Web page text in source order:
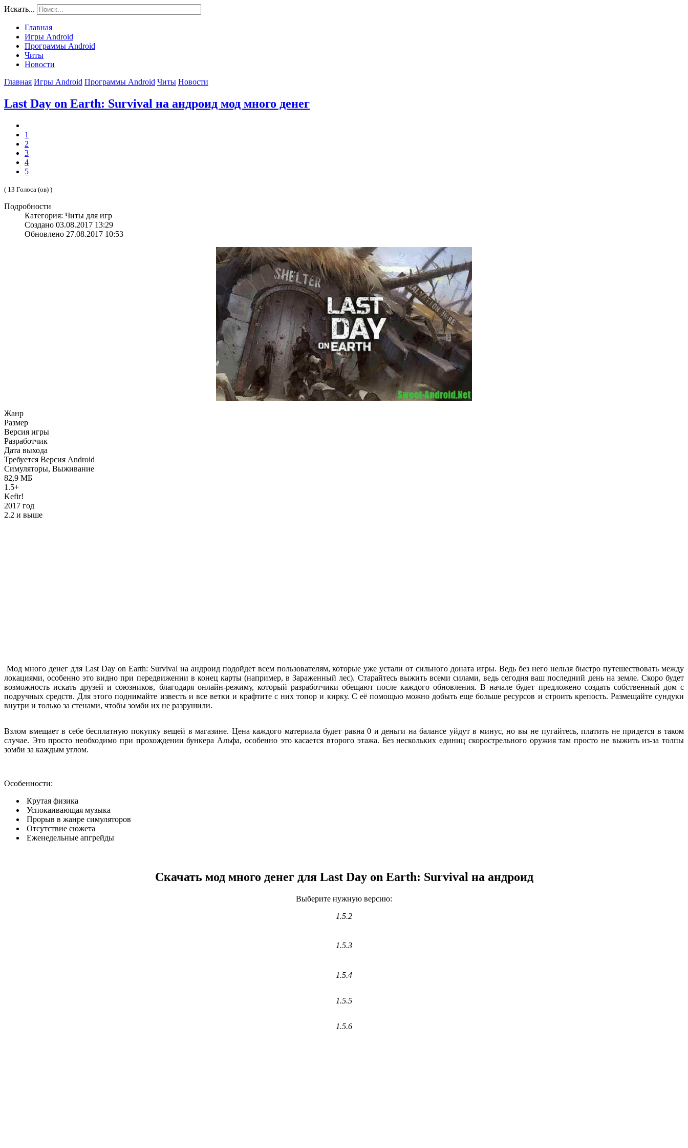
Искать...
Главная
Игры Android
Программы Android
Читы
Новости
Главная Игры Android Программы Android Читы Новости
Last Day on Earth: Survival на андроид мод много денег
1
2
3
4
5
( 13 Голоса (ов) )
Подробности
Категория: Читы для игр
Создано 03.08.2017 13:29
Обновлено 27.08.2017 10:53
Жанр
Размер
Версия игры
Разработчик
Дата выхода
Требуется Версия Android
Симуляторы, Выживание
82,9 МБ
1.5+
Kefir!
2017 год
2.2 и выше
Мод много денег для Last Day on Earth: Survival на андроид подойдет всем пользователям, которые уже устали от сильного доната игры. Ведь без него нельзя быстро путешествовать между
локациями, особенно это видно при передвижении в конец карты (например, в Зараженный лес). Старайтесь выжить всеми силами, ведь сегодня ваш последний день на земле. Скоро будет
возможность искать друзей и союзников, благодаря онлайн-режиму, который разработчики обещают после каждого обновления. В начале будет предложено создать собственный дом с
подручных средств. Для этого поднимайте известь и все ветки и крафтите с них топор и кирку. С её помощью можно добыть еще больше ресурсов и строить крепость. Размещайте сундуки
внутри и только за стенами, чтобы зомби их не разрушили.
Взлом вмещает в себе бесплатную покупку вещей в магазине. Цена каждого материала будет равна 0 и деньги на балансе уйдут в минус, но вы не пугайтесь, платить не придется в таком
случае. Это просто необходимо при прохождении бункера Альфа, особенно это касается второго этажа. Без нескольких единиц скорострельного оружия там просто не выжить из-за толпы
зомби за каждым углом.
Особенности:
Крутая физика
Успокаивающая музыка
Прорыв в жанре симуляторов
Отсутствие сюжета
Еженедельные апгрейды
Скачать мод много денег для Last Day on Earth: Survival на андроид
Выберите нужную версию:
1.5.2
1.5.3
1.5.4
1.5.5
1.5.6